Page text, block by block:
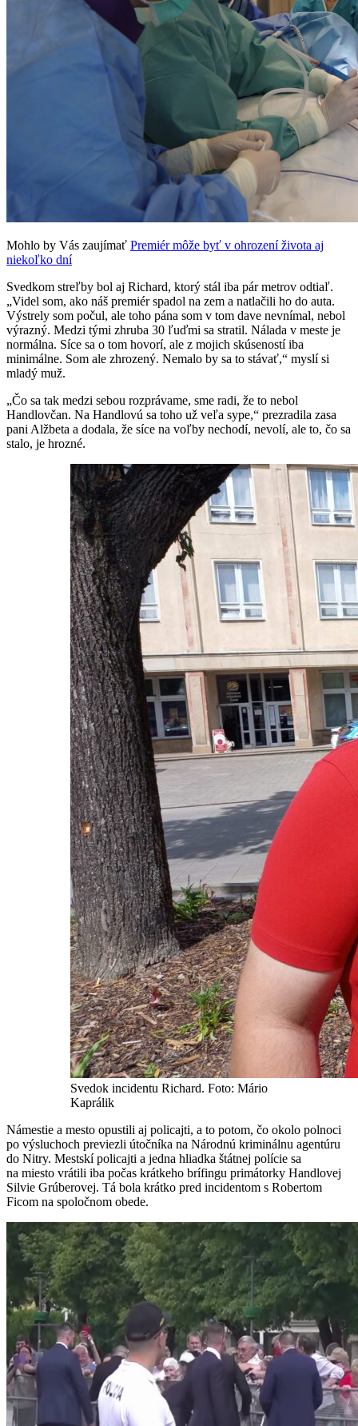
Mohlo by Vás zaujímať Premiér môže byť v ohrození života aj
niekoľko dní
Svedkom streľby bol aj Richard, ktorý stál iba pár metrov odtiaľ.
„Videl som, ako náš premiér spadol na zem a natlačili ho do auta.
Výstrely som počul, ale toho pána som v tom dave nevnímal, nebol
výrazný. Medzi tými zhruba 30 ľuďmi sa stratil. Nálada v meste je
normálna. Síce sa o tom hovorí, ale z mojich skúseností iba
minimálne. Som ale zhrozený. Nemalo by sa to stávať,“ myslí si
mladý muž.
„Čo sa tak medzi sebou rozprávame, sme radi, že to nebol
Handlovčan. Na Handlovú sa toho už veľa sype,“ prezradila zasa
pani Alžbeta a dodala, že síce na voľby nechodí, nevolí, ale to, čo sa
stalo, je hrozné.
Svedok incidentu Richard. Foto: Mário
Kaprálik
Námestie a mesto opustili aj policajti, a to potom, čo okolo polnoci
po výsluchoch previezli útočníka na Národnú kriminálnu agentúru
do Nitry. Mestskí policajti a jedna hliadka štátnej polície sa
na miesto vrátili iba počas krátkeho brífingu primátorky Handlovej
Silvie Grúberovej. Tá bola krátko pred incidentom s Robertom
Ficom na spoločnom obede.